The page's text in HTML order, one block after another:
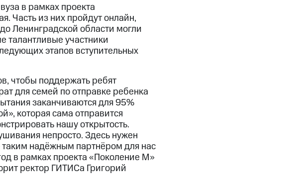
в рамках проекта
Часть из них пройдут онлайн,
Ленинградской области могли
талантливые участники
этапов вступительных
чтобы поддержать ребят
для семей по отправке ребенка
заканчиваются для 95%
которая сама отправится
нашу открытость.
непросто. Здесь нужен
надёжным партнёром для нас
в рамках проекта «Поколение М»
ректор ГИТИСа Григорий